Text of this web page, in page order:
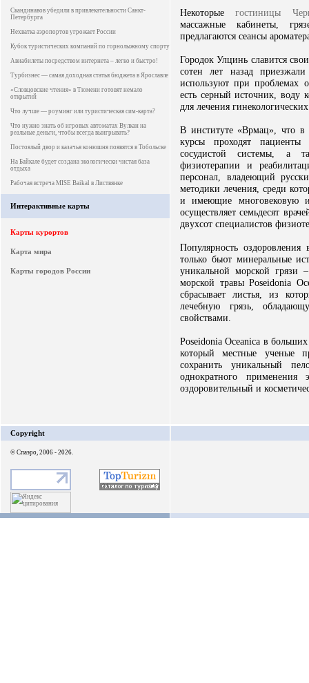
Скандинавов убедили в привлекательности Санкт-
Петербурга
Нехватка аэропортов угрожает России
Кубок туристических компаний по горнолыжному спорту
Авиабилеты посредством интернета – легко и быстро!
Турбизнес — самая доходная статья бюджета в Ярославле
«Словцовские чтения» в Тюмени готовят немало
открытий
Что лучше — роуминг или туристическая сим-карта?
Что нужно знать об игровых автоматах Вулкан на
реальные деньги, чтобы всегда выигрывать?
Постоялый двор и казачья конюшня появятся в Тобольске
На Байкале будет создана экологически чистая база
отдыха
Рабочая встреча MISE Baikal в Листвянке
Интерактивные карты
Карты курортов
Карта мира
Карты городов России
Некоторыегостиницы
массажные кабинеты,
предлагаются сеансы
Городок Улцинь славится
сотен лет назад
используют при проблемах
есть серный источник, воду
для лечения
В институте «Врмац», что в
курсы проходят
сосудистой системы, а
физиотерапии и
персонал, владеющий
методики лечения, среди
и имеющие многовековую
осуществляет семьдесят
двухсот специалистов
Популярность
только бьют минеральные
уникальной морской
морской травы Poseidonia
сбрасывает листья, из
лечебную грязь,
свойствами.
Poseidonia Oceanica в
который местные ученые
сохранить уникальный
однократного применения
оздоровительный и
Copyright
© Спаэро, 2006 - 2026.